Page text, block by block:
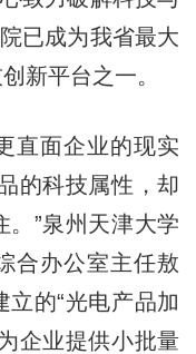
已成为我省最大
新平台之一。
面企业的现实
的科技属性，却
”泉州天津大学
合办公室主任敖
的“光电产品加
企业提供小批量